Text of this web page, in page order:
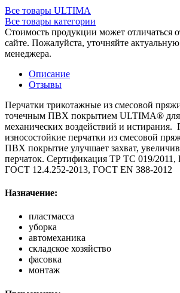
Все товары ULTIMA
Все товары категории
Стоимость продукции может отличаться
сайте. Пожалуйста, уточняйте
менеджера.
Описание
Отзывы
Перчатки трикотажные из смесовой
точечным ПВХ покрытием ULTIMA® для
механических воздействий и
износостойкие перчатки из смесовой
ПВХ покрытие улучшает захват,
перчаток. Сертификация ТР ТС 019/
ГОСТ 12.4.252-2013, ГОСТ EN 388-2012
Назначение:
пластмасса
уборка
автомеханика
складское хозяйство
фасовка
монтаж